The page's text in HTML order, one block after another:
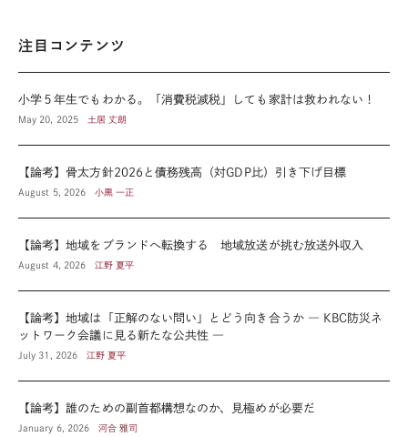
注目コンテンツ
小学５年生でもわかる。「消費税減税」しても家計は救われない！
May 20, 2025 土居 丈朗
【論考】骨太方針2026と債務残高（対GDP比）引き下げ目標
August 5, 2026 小黒 一正
【論考】地域をブランドへ転換する 地域放送が挑む放送外収入
August 4, 2026 江野 夏平
【論考】地域は「正解のない問い」とどう向き合うか ― KBC防災ネ
ットワーク会議に見る新たな公共性 ―
July 31, 2026 江野 夏平
【論考】誰のための副首都構想なのか、見極めが必要だ
January 6, 2026 河合 雅司